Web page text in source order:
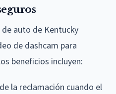
auto de Kentucky
de dashcam para
beneficios incluyen:
la reclamación cuando el